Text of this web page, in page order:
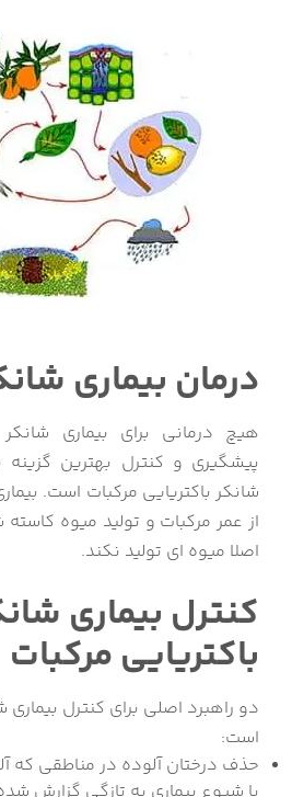
درمان بیماری
هیچ درمانی برای بیماری
پیشگیری و کنترل بهترین گزینه
شانکر باکتریایی مرکبات است.
از عمر مرکبات و تولید میوه
اصلا میوه ای تولید نکند.
کنترل بیماری
باکتریایی مرکبات
دو راهبرد اصلی برای کنترل بیماری
است:
حذف درختان آلوده در مناطقی که